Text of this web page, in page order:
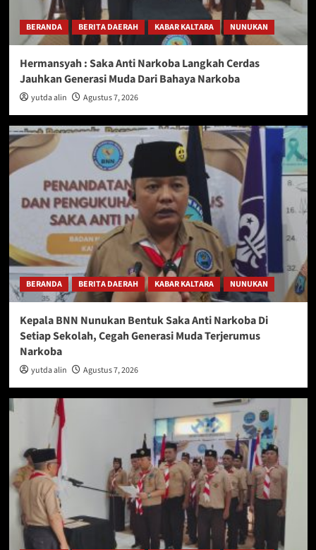
BERANDA BERITA DAERAH KABAR KALTARA NUNUKAN
Hermansyah : Saka Anti Narkoba Langkah Cerdas
Jauhkan Generasi Muda Dari Bahaya Narkoba
yutda alin Agustus 7, 2026
BERANDA BERITA DAERAH KABAR KALTARA NUNUKAN
Kepala BNN Nunukan Bentuk Saka Anti Narkoba Di
Setiap Sekolah, Cegah Generasi Muda Terjerumus
Narkoba
yutda alin Agustus 7, 2026